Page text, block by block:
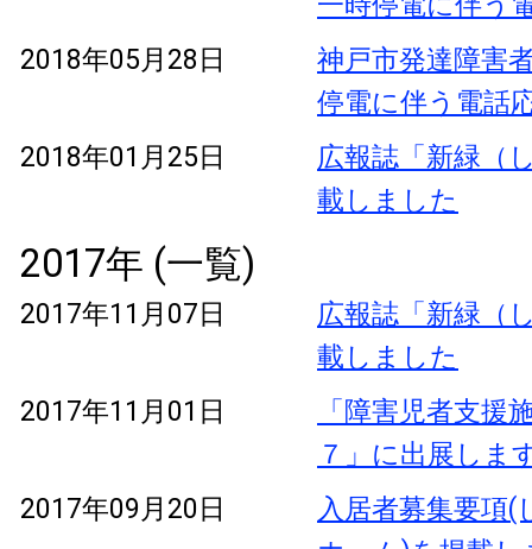
2018年05月28日
神戸市発達障害
停電に伴う電話
2018年01月25日
広報誌「新緑（
載しました
2017年 (一覧)
2017年11月07日
広報誌「新緑（
載しました
2017年11月01日
「障害児者支
７」に出展しま
2017年09月20日
入居者募集要項